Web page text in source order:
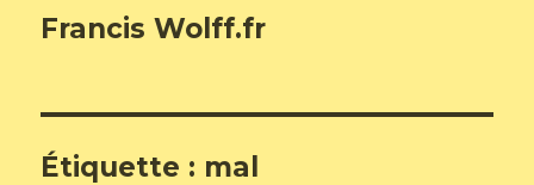
Francis Wolff.fr
Étiquette : mal